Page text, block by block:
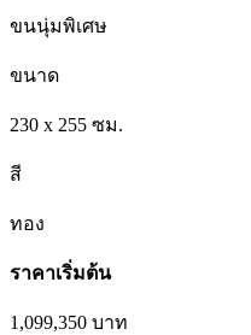
ขนนุ่มพิเศษ
ขนาด
230 x 255 ซม.
สี
ทอง
ราคาเริ่มต้น
1,099,350 บาท